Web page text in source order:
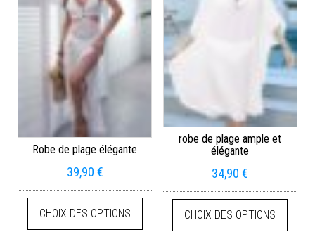
Robe de plage élégante
39,90 €
CHOIX DES OPTIONS
robe de plage ample et
élégante
34,90€
CHOIX DES OPTIONS